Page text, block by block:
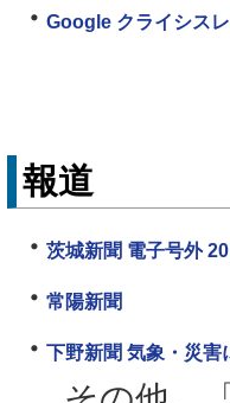
Google クライシス
報道
茨城新聞 電子号外
常陽新聞
下野新聞 気象・災害